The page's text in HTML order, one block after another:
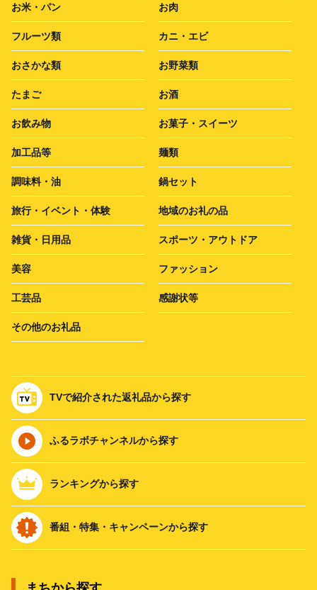
お米・パン お肉
フルーツ類 カニ・エビ
おさかな類 お野菜類
たまご お酒
お飲み物 お菓子・スイーツ
加工品等 麺類
調味料・油 鍋セット
旅行・イベント・体験 地域のお礼の品
雑貨・日用品 スポーツ・アウトドア
美容 ファッション
工芸品 感謝状等
その他のお礼品
TVで紹介された返礼品から探す
ふるラボチャンネルから探す
ランキングから探す
番組・特集・キャンペーンから探す